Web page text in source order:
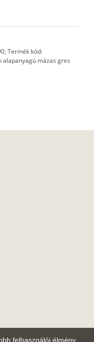
felhasználói élmény
Termék kód:
alapanyagú mázas gres